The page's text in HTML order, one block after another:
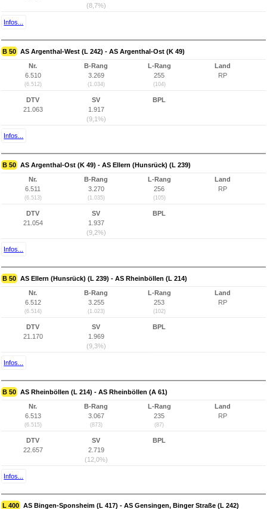
(8,7%)
Infos...
B 50 AS Argenthal-West (L 242) - AS Argenthal-Ost (K 49)
Nr.
6.510
(6.512)
B-Rang
3.269
(1.034)
L-Rang
255
(104)
Land
RP
DTV
21.063
SV
1.917
(9,1%)
BPL
Infos...
B 50 AS Argenthal-Ost (K 49) - AS Ellern (Hunsrück) (L 239)
Nr.
6.511
(6.513)
B-Rang
3.270
(1.035)
L-Rang
256
(105)
Land
RP
DTV
21.054
SV
1.937
(9,2%)
BPL
Infos...
B 50 AS Ellern (Hunsrück) (L 239) - AS Rheinböllen (L 214)
Nr.
6.512
(6.514)
B-Rang
3.255
(1.023)
L-Rang
253
(102)
Land
RP
DTV
21.170
SV
1.969
(9,3%)
BPL
Infos...
B 50 AS Rheinböllen (L 214) - AS Rheinböllen (A 61)
Nr.
6.513
(6.515)
B-Rang
3.067
(873)
L-Rang
235
(87)
Land
RP
DTV
22.657
SV
2.719
(12,0%)
BPL
Infos...
L 400 AS Bingen-Sponsheim (L 417) - AS Gensingen, Binger Straße (L 242)